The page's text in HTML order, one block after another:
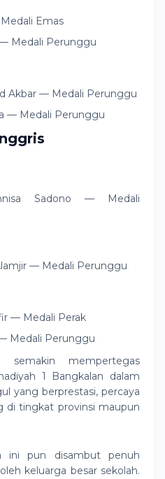
Emas
Medali Perunggu
Akbar — Medali Perunggu
— Medali Perunggu
Sadono — Medali
— Medali Perunggu
— Medali Perak
Medali Perunggu
semakin mempertegas
1 Bangkalan dalam
yang berprestasi, percaya
di tingkat provinsi maupun
ini pun disambut penuh
keluarga besar sekolah.